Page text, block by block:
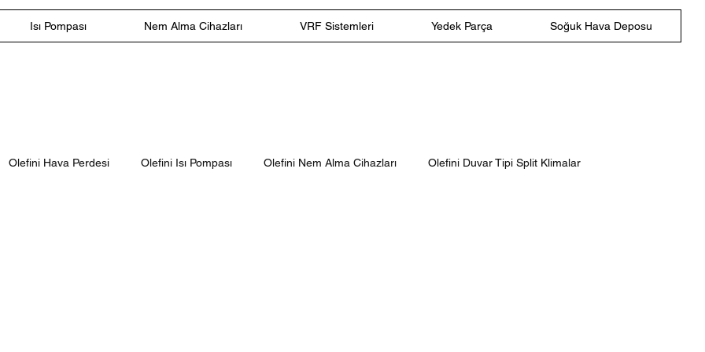
Isı Pompası Nem Alma Cihazları VRF Sistemleri Yedek Parça Soğuk Hava Deposu
Olefini Hava Perdesi Olefini Isı Pompası Olefini Nem Alma Cihazları Olefini Duvar Tipi Split Klimalar